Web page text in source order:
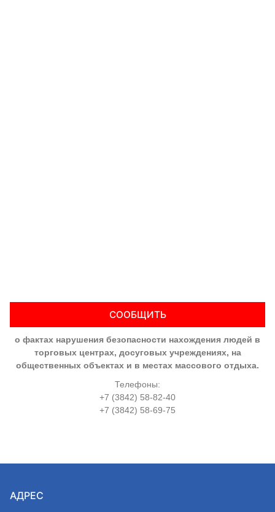
СООБЩИТЬ
о фактах нарушения безопасности нахождения людей в
торговых центрах, досуговых учреждениях, на
общественных объектах и в местах массового отдыха.
Телефоны:
+7 (3842) 58-82-40
+7 (3842) 58-69-75
АДРЕС